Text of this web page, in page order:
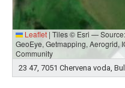
Leaflet | Tiles © Esri —
GeoEye, Getmapping, Aerogrid,
Community
23 47, 7051 Chervena voda,